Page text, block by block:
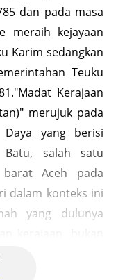
dan pada masa
meraih kejayaan
Karim sedangkan
Teuku
Kerajaan
merujuk pada
yang berisi
Batu, salah satu
Aceh pada
dalam konteks ini
yang dulunya
poin penting
Kawasan ini